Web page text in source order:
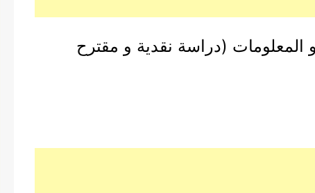
المعلومات (دراسة نقدية و مقترح